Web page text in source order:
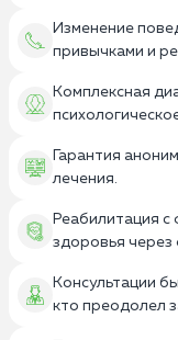
Изменение
привычками и
Комплексная
Гарантия
лечения.
Реабилитация с
здоровья через
Консультации
кто преодолел